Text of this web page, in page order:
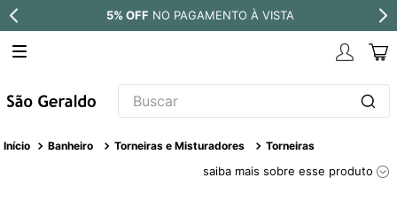
5% OFF NO PAGAMENTO À VISTA
Buscar
Banheiro Torneiras e Misturadores Torneiras
saiba mais sobre esse produto
TERMOS MAIS BUSCADOS